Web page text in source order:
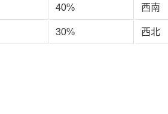
40% 西南
30% 西北